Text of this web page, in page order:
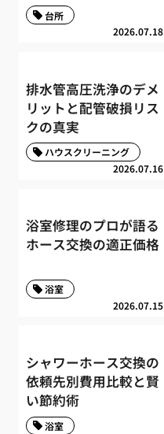
2026.07.18
台所
排水管高圧洗浄のデメ
リットと配管破損リス
クの真実
2026.07.16
ハウスクリーニング
浴室修理のプロが語る
ホース交換の適正価格
2026.07.15
浴室
シャワーホース交換の
依頼先別費用比較と賢
い節約術
浴室